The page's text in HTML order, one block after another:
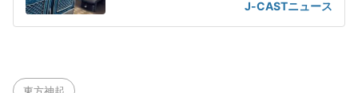
J-CASTニュース